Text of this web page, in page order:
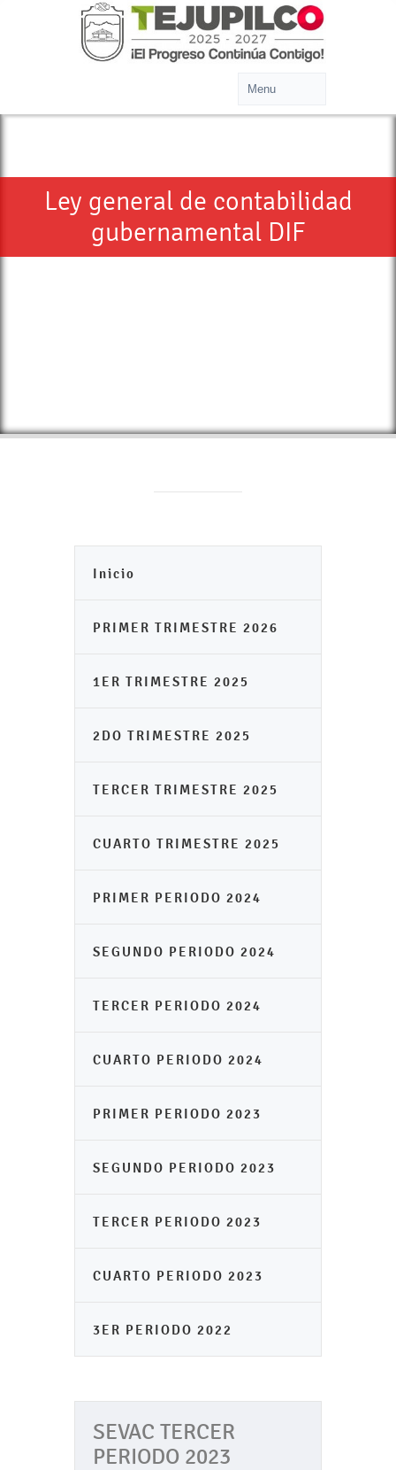
Ley general de contabilidad
gubernamental DIF
Inicio
PRIMER TRIMESTRE 2026
1ER TRIMESTRE 2025
2DO TRIMESTRE 2025
TERCER TRIMESTRE 2025
CUARTO TRIMESTRE 2025
PRIMER PERIODO 2024
SEGUNDO PERIODO 2024
TERCER PERIODO 2024
CUARTO PERIODO 2024
PRIMER PERIODO 2023
SEGUNDO PERIODO 2023
TERCER PERIODO 2023
CUARTO PERIODO 2023
3ER PERIODO 2022
SEVAC TERCER
PERIODO 2023